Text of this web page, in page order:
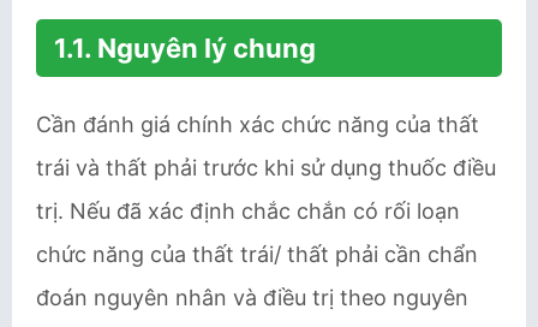
1.1. Nguyên lý chung
Cần đánh giá chính xác chức năng của thất
trái và thất phải trước khi sử dụng thuốc điều
trị. Nếu đã xác định chắc chắn có rối loạn
chức năng của thất trái/ thất phải cần chẩn
đoán nguyên nhân và điều trị theo nguyên